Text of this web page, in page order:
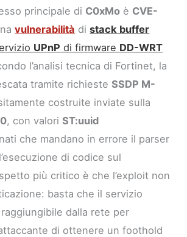
principale di C0xMo è CVE-
vulnerabilità distack buffer
UPnP di firmware DD-WRT
l’analisi tecnica di Fortinet, la
tramite richiesteSSDP M-
costruite inviate sulla
, con valoriST:uuid
che mandano in errore il parser
di codice sul
più critico è che l’exploit non
basta che il servizio
dalla rete per
di ottenere un foothold